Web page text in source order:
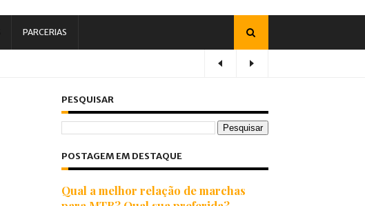
PARCERIAS
PESQUISAR
POSTAGEM EM DESTAQUE
Qual a melhor relação de marchas